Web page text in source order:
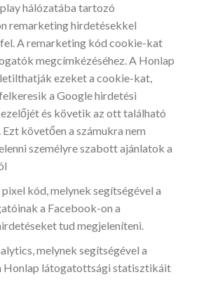
hálózatába tartozó
remarketing hirdetésekkel
A remarketing kód cookie-kat
megcímkézéséhez. A Honlap
ezeket a cookie-kat,
a Google hirdetési
és követik az ott található
követően a számukra nem
személyre szabott ajánlatok a
kód, melynek segítségével a
a Facebook-on a
tud megjeleníteni.
melynek segítségével a
Honlap látogatottsági statisztikáit